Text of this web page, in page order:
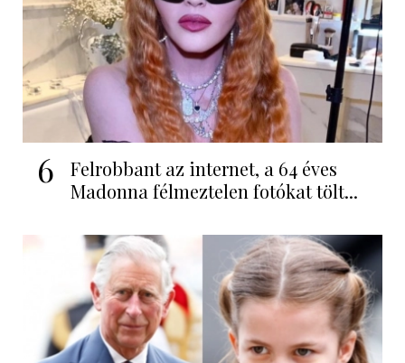
6
Felrobbant az internet, a 64 éves
Madonna félmeztelen fotókat tölt...